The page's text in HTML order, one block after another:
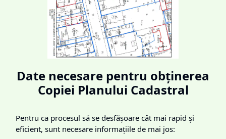
Date necesare pentru obținerea
Copiei Planului Cadastral
Pentru ca procesul să se desfășoare cât mai rapid și
eficient, sunt necesare informațiile de mai jos: